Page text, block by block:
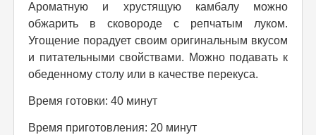
Ароматную и хрустящую камбалу можно
обжарить в сковороде с репчатым луком.
Угощение порадует своим оригинальным вкусом
и питательными свойствами. Можно подавать к
обеденному столу или в качестве перекуса.
Время готовки: 40 минут
Время приготовления: 20 минут